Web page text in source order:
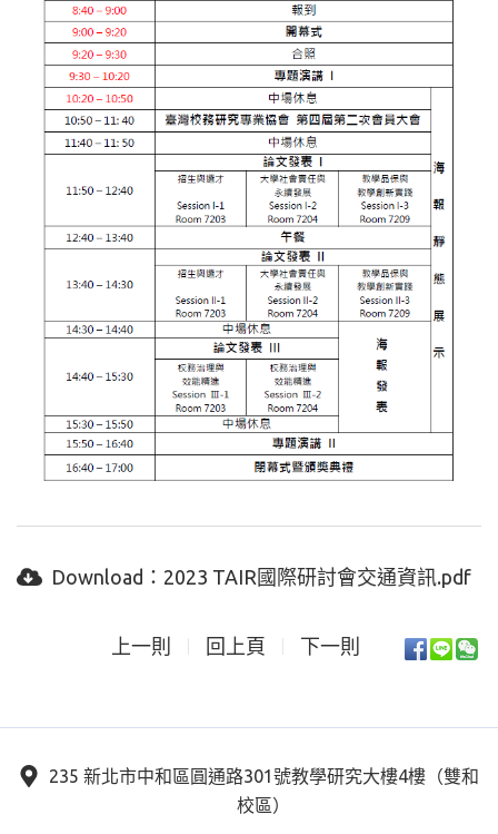
Download： 2023 TAIR國際研討會交通資訊.pdf
上一則 回上頁 下一則
235 新北市中和區圓通路301號教學研究大樓4樓（雙和
校區）